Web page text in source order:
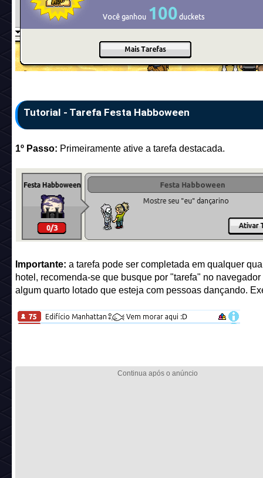
Tutorial - Tarefa Festa Habboween
1º Passo: Primeiramente ative a tarefa destacada.
Importante: a tarefa pode ser completada em qualquer
hotel, recomenda-se que busque por "tarefa" no navegador
algum quarto lotado que esteja com pessoas dançando.